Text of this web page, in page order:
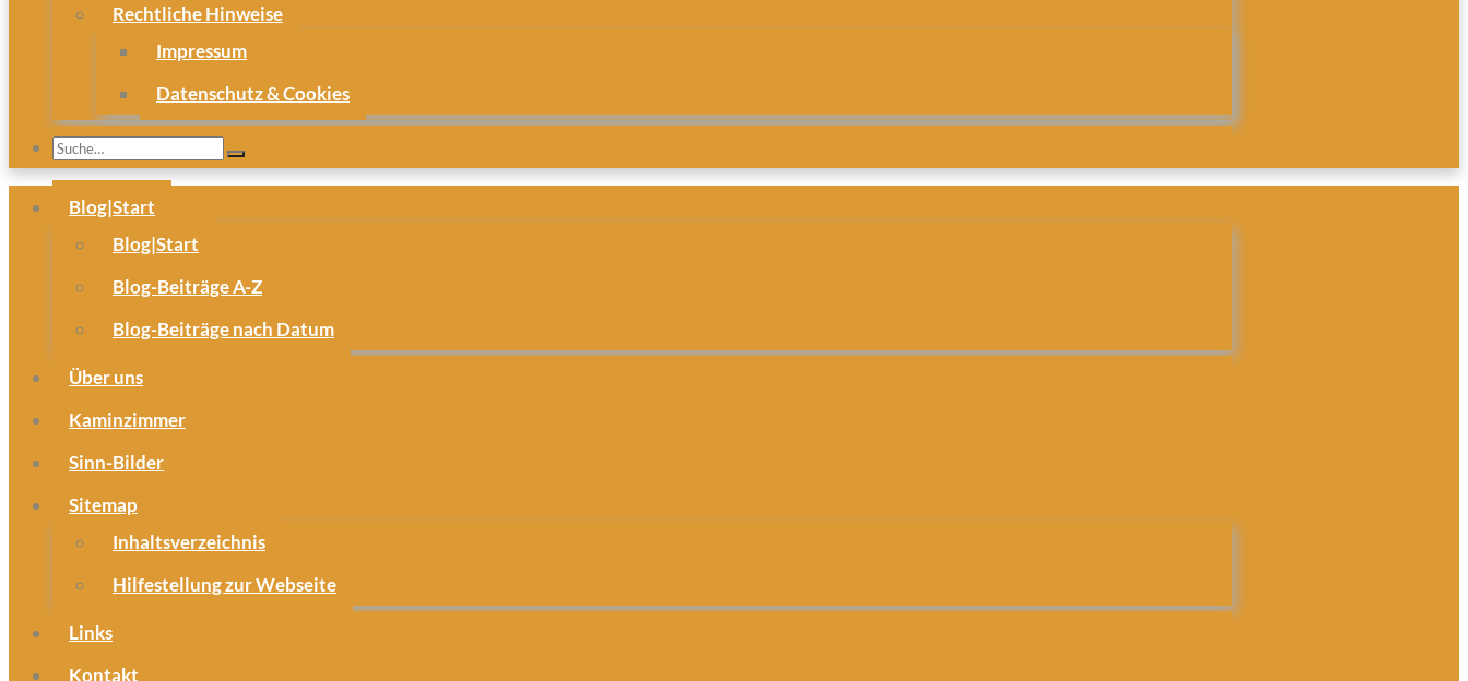
Rechtliche Hinweise
Impressum
Datenschutz & Cookies
Blog|Start
Blog|Start
Blog-Beiträge A-Z
Blog-Beiträge nach Datum
Über uns
Kaminzimmer
Sinn-Bilder
Sitemap
Inhaltsverzeichnis
Hilfestellung zur Webseite
Links
Kontakt